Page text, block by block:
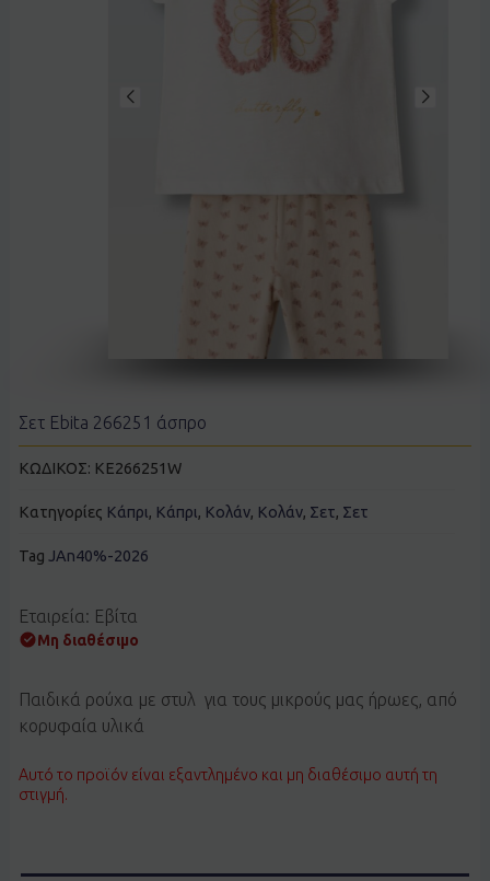
Σετ Ebita 266251 άσπρο
ΚΩΔΙΚΟΣ: KE266251W
Κατηγορίες Κάπρι, Κάπρι, Κολάν, Κολάν, Σετ, Σετ
Tag JAn40%-2026
Εταιρεία: Εβίτα
Μη διαθέσιμο
Παιδικά ρούχα με στυλ για τους μικρούς μας ήρωες, από
κορυφαία υλικά
Αυτό το προϊόν είναι εξαντλημένο και μη διαθέσιμο αυτή τη
στιγμή.